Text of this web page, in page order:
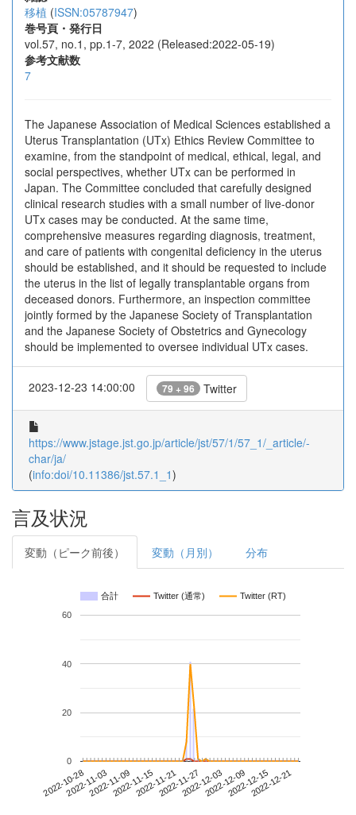
移植 (ISSN:05787947)
巻号頁・発行日
vol.57, no.1, pp.1-7, 2022 (Released:2022-05-19)
参考文献数
7
The Japanese Association of Medical Sciences established a
Uterus Transplantation (UTx) Ethics Review Committee to
examine, from the standpoint of medical, ethical, legal, and
social perspectives, whether UTx can be performed in
Japan. The Committee concluded that carefully designed
clinical research studies with a small number of live-donor
UTx cases may be conducted. At the same time,
comprehensive measures regarding diagnosis, treatment,
and care of patients with congenital deficiency in the uterus
should be established, and it should be requested to include
the uterus in the list of legally transplantable organs from
deceased donors. Furthermore, an inspection committee
jointly formed by the Japanese Society of Transplantation
and the Japanese Society of Obstetrics and Gynecology
should be implemented to oversee individual UTx cases.
2023-12-23 14:00:00 79 + 96 Twitter
https://www.jstage.jst.go.jp/article/jst/57/1/57_1/_article/-
char/ja/
(info:doi/10.11386/jst.57.1_1)
言及状況
変動（ピーク前後） 変動（月別） 分布
合計 Twitter (通常) Twitter (RT)
2022-10-282022-11-032022-11-092022-11-152022-11-212022-11-272022-12-032022-12-092022-12-152022-12-21
0
20
40
60